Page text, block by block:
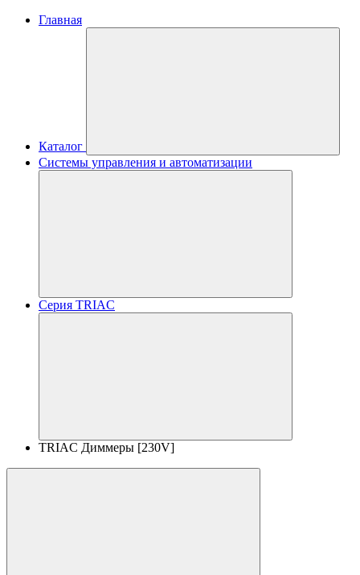
Главная
Каталог
Системы управления и автоматизации
Серия TRIAC
TRIAC Диммеры [230V]